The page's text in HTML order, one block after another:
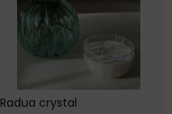
Radua crystal